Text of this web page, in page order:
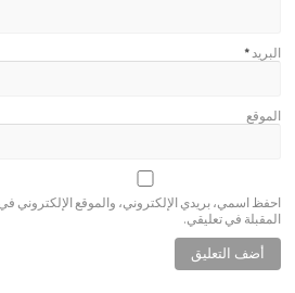
البريد*
الموقع
احفظ اسمي، بريدي الإلكتروني، والموقع الإلكتروني
المقبلة في تعليقي.